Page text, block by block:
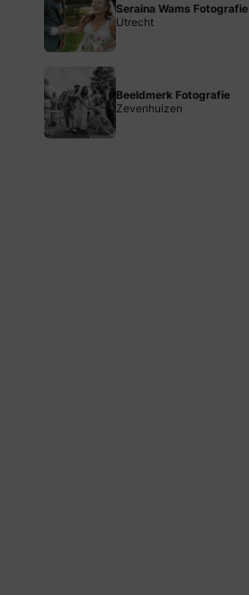
Seraina Wams Fotografie
Utrecht
Beeldmerk Fotografie
Zevenhuizen